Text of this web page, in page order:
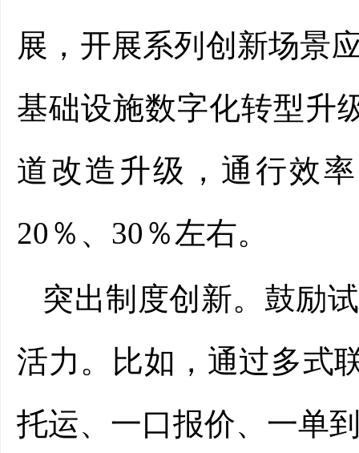
展，开展系列创新场景
基础设施数字化转型升
道改造升级，通行效
20％、30％左右。
突出制度创新。鼓励
活力。比如，通过多式
托运、一口报价、一单